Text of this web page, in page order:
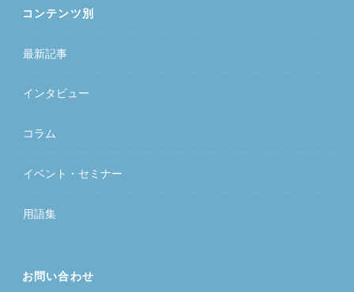
コンテンツ別
最新記事
インタビュー
コラム
イベント・セミナー
用語集
お問い合わせ